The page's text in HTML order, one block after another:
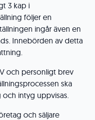
3 kap i
följer en
ingår även en
Innebörden av detta
och personligt brev
ska
intyg uppvisas.
och säljare